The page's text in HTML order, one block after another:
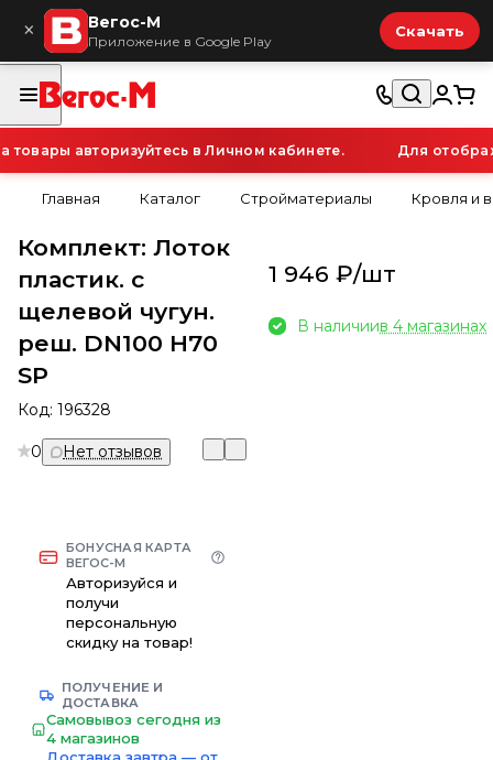
× Вегос-М
Приложение в Google Play
Скачать
авторизуйтесь в Личном кабинете. Для
Главная Каталог Стройматериалы Кровля и
Комплект: Лоток
пластик. с
щелевой чугун.
реш. DN100 H70
SP
Код: 196328
0 Нет отзывов
БОНУСНАЯ КАРТА
ВЕГОС-М
Авторизуйся и
получи
персональную
скидку на товар!
ПОЛУЧЕНИЕ И
ДОСТАВКА
Самовывоз сегодня из
4 магазинов
Доставка завтра — от
1 946 ₽/шт
В наличиив 4 магазинах